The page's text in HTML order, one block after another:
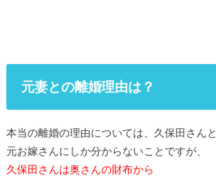
元妻との離婚理由は？
本当の離婚の理由については、久保田さんと
元お嫁さんにしか分からないことですが、
久保田さんは奥さんの財布から